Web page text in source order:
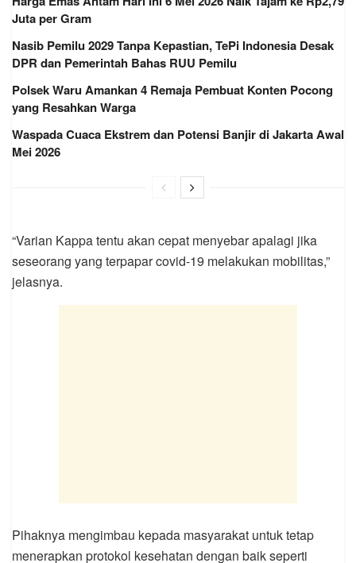
Juta per Gram
Nasib Pemilu 2029 Tanpa Kepastian, TePi Indonesia Desak
DPR dan Pemerintah Bahas RUU Pemilu
Polsek Waru Amankan 4 Remaja Pembuat Konten Pocong
yang Resahkan Warga
Waspada Cuaca Ekstrem dan Potensi Banjir di Jakarta Awal
Mei 2026
“Varian Kappa tentu akan cepat menyebar apalagi jika
seseorang yang terpapar covid-19 melakukan mobilitas,”
jelasnya.
Pihaknya mengimbau kepada masyarakat untuk tetap
menerapkan protokol kesehatan dengan baik seperti